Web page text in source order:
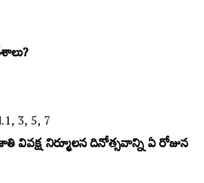
3, 5, 7
వివక్ష నిర్మూలన దినోత్సవాన్ని ఏ రోజున